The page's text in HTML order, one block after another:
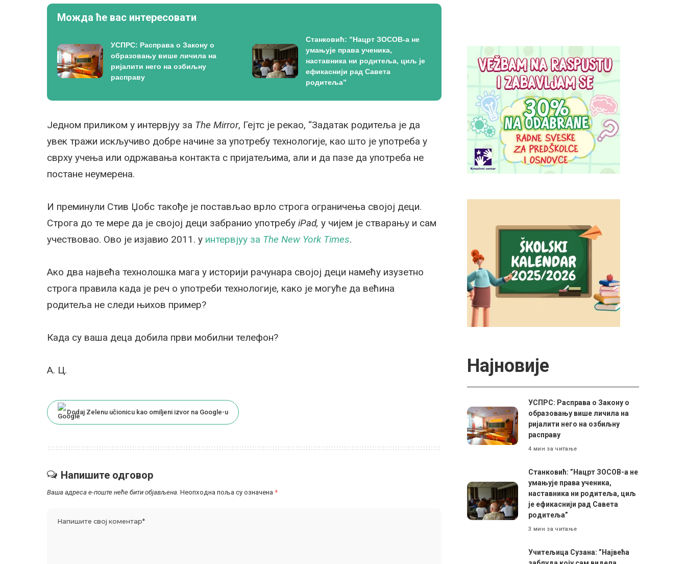
Можда ће вас интересовати
УСПРС: Расправа о Закону о
образовању више личила на
ријалити него на озбиљну
расправу
Станковић: ”Нацрт ЗОСОВ-а не
умањује права ученика,
наставника ни родитеља, циљ је
ефикаснији рад Савета
родитеља”
Једном приликом у интервјуу за The Mirror, Гејтс је рекао, “Задатак родитеља је да
увек тражи искључиво добре начине за употребу технологије, као што је употреба у
сврху учења или одржавања контакта с пријатељима, али и да пазе да употреба не
постане неумерена.
И преминули Стив Џобс такође је постављао врло строга ограничења својој деци.
Строга до те мере да је својој деци забранио употребу iPad, у чијем је стварању и сам
учествовао. Ово је изјавио 2011. у интервјуу за The New York Times.
Ако два највећа технолошка мага у историји рачунара својој деци намећу изузетно
строга правила када је реч о употреби технологије, како је могуће да већина
родитеља не следи њихов пример?
Када су ваша деца добила први мобилни телефон?
A. Ц.
Dodaj Zelenu učionicu kao omiljeni izvor na Google-u
Напишите одговор
Ваша адреса е-поште неће бити објављена. Неопходна поља су означена *
Најновије
УСПРС: Расправа о Закону о
образовању више личила на
ријалити него на озбиљну
расправу
4 мин за читање
Станковић: ”Нацрт ЗОСОВ-а не
умањује права ученика,
наставника ни родитеља, циљ
је ефикаснији рад Савета
родитеља”
3 мин за читање
Учитељица Сузана: ”Највећа